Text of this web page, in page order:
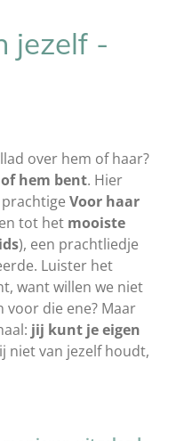
jezelf -
over hem of haar?
hem bent. Hier
Voor haar
tot het mooiste
), een prachtliedje
Luister het
want willen we niet
voor die ene? Maar
jij kunt je eigen
niet van jezelf houdt,